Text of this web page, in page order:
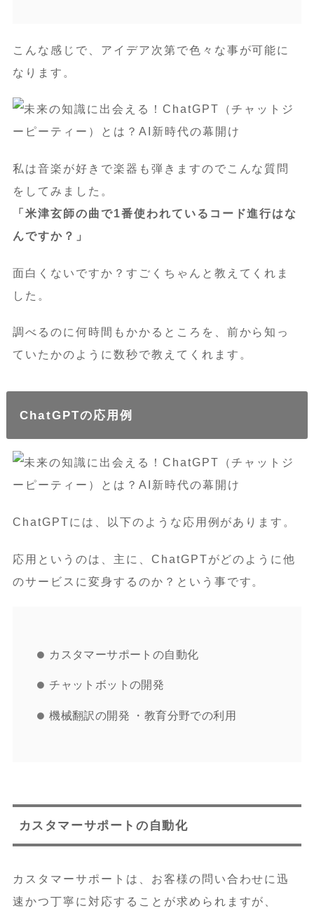
こんな感じで、アイデア次第で色々な事が可能に
なります。
私は音楽が好きで楽器も弾きますのでこんな質問
をしてみました。
「米津玄師の曲で1番使われているコード進行はな
んですか？」
面白くないですか？すごくちゃんと教えてくれま
した。
調べるのに何時間もかかるところを、前から知っ
ていたかのように数秒で教えてくれます。
ChatGPTの応用例
ChatGPTには、以下のような応用例があります。
応用というのは、主に、ChatGPTがどのように他
のサービスに変身するのか？という事です。
カスタマーサポートの自動化
チャットボットの開発
機械翻訳の開発 ・教育分野での利用
カスタマーサポートの自動化
カスタマーサポートは、お客様の問い合わせに迅
速かつ丁寧に対応することが求められますが、